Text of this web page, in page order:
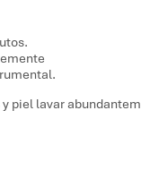
piel lavar